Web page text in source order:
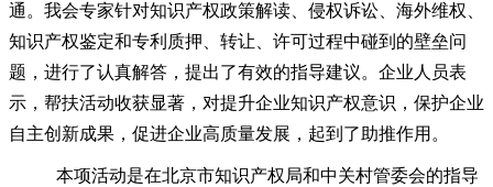
通。我会专家针对知识产权政策解读、侵权诉讼、海外维权、
知识产权鉴定和专利质押、转让、许可过程中碰到的壁垒问
题，进行了认真解答，提出了有效的指导建议。企业人员表
示，帮扶活动收获显著，对提升企业知识产权意识，保护企业
自主创新成果，促进企业高质量发展，起到了助推作用。
本项活动是在北京市知识产权局和中关村管委会的指导